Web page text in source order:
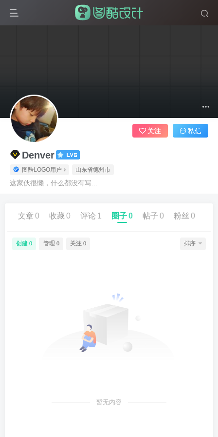
Denver
图酷LOGO用户 山东省德州市
这家伙很懒，什么都没有写...
关注 私信
文章0 收藏 0 评论 1 圈子0 帖子 0 粉丝 0
创建 0 管理 0 关注 0 排序
暂无内容